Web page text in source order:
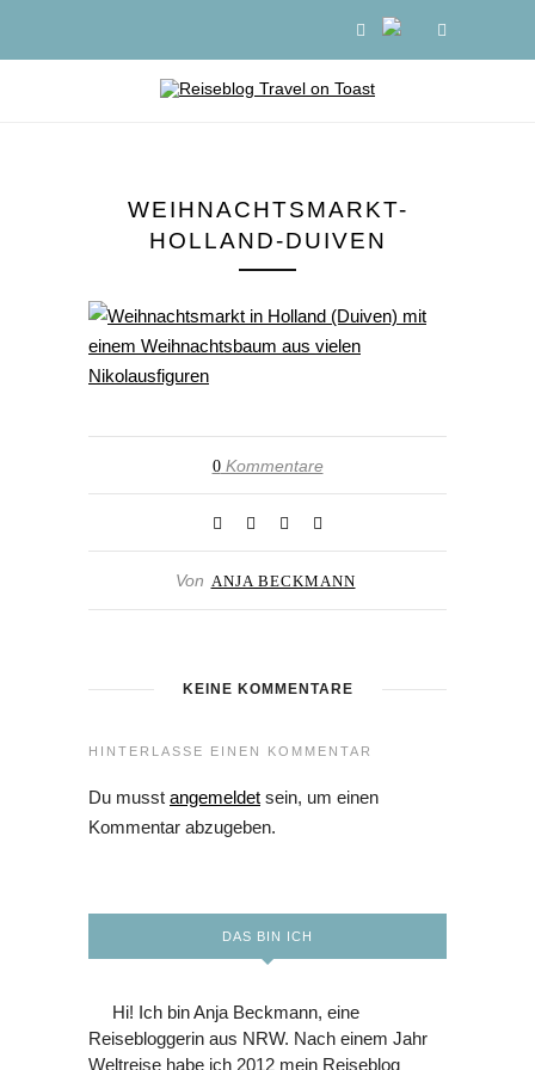
WEIHNACHTSMARKT-
HOLLAND-DUIVEN
0Kommentare
Von ANJA BECKMANN
KEINE KOMMENTARE
HINTERLASSE EINEN KOMMENTAR
Du musst angemeldet sein, um einen
Kommentar abzugeben.
DAS BIN ICH
Hi! Ich bin Anja Beckmann, eine
Reisebloggerin aus NRW. Nach einem Jahr
Weltreise habe ich 2012 mein Reiseblog